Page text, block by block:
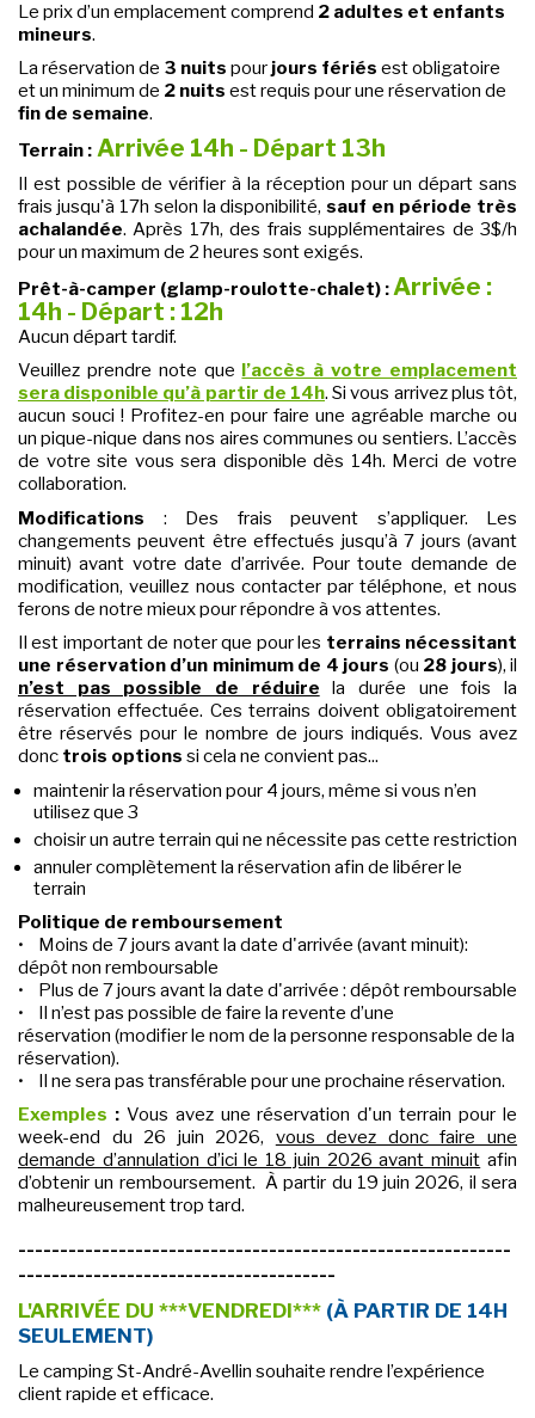
Le prix d’un emplacement comprend 2 adultes et enfants
mineurs.
La réservation de 3 nuits pour jours fériés est obligatoire
et un minimum de 2 nuits est requis pour une réservation de
fin de semaine.
Terrain : Arrivée 14h - Départ 13h
Il est possible de vérifier à la réception pour un départ sans
frais jusqu'à 17h selon la disponibilité,sauf en période très
achalandée. Après 17h, des frais supplémentaires de 3$/h
pour un maximum de 2 heures sont exigés.
Prêt-à-camper (glamp-roulotte-chalet) :Arrivée :
14h - Départ : 12h
Aucun départ tardif.
Veuillez prendre note que
l’accès à votre emplacement
sera disponible qu’à partir de 14h. Si vous arrivez plus tôt,
aucun souci ! Profitez-en pour faire une agréable marche ou
un pique-nique dans nos aires communes ou sentiers. L’accès
de votre site vous sera disponible dès 14h. Merci de votre
collaboration.
Modifications : Des frais peuvent s’appliquer. Les
changements peuvent être effectués jusqu’à 7 jours (avant
minuit) avant votre date d’arrivée. Pour toute demande de
modification, veuillez nous contacter par téléphone, et nous
ferons de notre mieux pour répondre à vos attentes.
Il est important de noter que pour les terrains nécessitant
une réservation d’un minimum de 4 jours (ou 28 jours), il
n’est pas possible de réduire la durée une fois la
réservation effectuée. Ces terrains doivent obligatoirement
être réservés pour le nombre de jours indiqués. Vous avez
donc trois options si cela ne convient pas...
maintenir la réservation pour 4 jours, même si vous n’en
utilisez que 3
choisir un autre terrain qui ne nécessite pas cette restriction
annuler complètement la réservation afin de libérer le
terrain
Politique de remboursement
• Moins de 7 jours avant la date d'arrivée (avant minuit):
dépôt non remboursable
• Plus de 7 jours avant la date d'arrivée : dépôt remboursable
• Il n’est pas possible de faire la revente d’une
réservation (modifier le nom de la personne responsable de la
réservation).
• Il ne sera pas transférable pour une prochaine réservation.
Exemples : Vous avez une réservation d'un terrain pour le
week-end du 26 juin 2026, vous devez donc faire une
demande d’annulation d’ici le 18 juin 2026 avant minuit afin
d’obtenir un remboursement. À partir du 19 juin 2026, il sera
malheureusement trop tard.
-----------------------------------------------------------
--------------------------------------
L'ARRIVÉE DU ***VENDREDI*** (À PARTIR DE 14H
SEULEMENT)
Le camping St-André-Avellin souhaite rendre l’expérience
client rapide et efficace.